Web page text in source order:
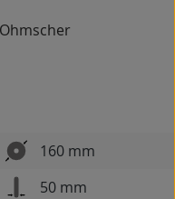
160 mm
50 mm